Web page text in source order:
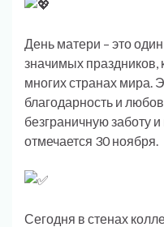
День матери – это
значимых праздников,
многих странах мира.
благодарность и
безграничную заботу
отмечается 30 ноября.
Сегодня в стенах